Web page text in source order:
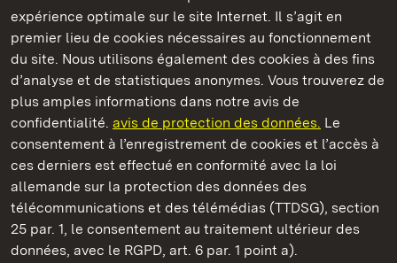
expérience optimale sur le site Internet. Il s’agit en
premier lieu de cookies nécessaires au fonctionnement
du site. Nous utilisons également des cookies à des fins
d’analyse et de statistiques anonymes. Vous trouverez de
plus amples informations dans notre avis de
confidentialité. avis de protection des données. Le
consentement à l’enregistrement de cookies et l’accès à
ces derniers est effectué en conformité avec la loi
allemande sur la protection des données des
télécommunications et des télémédias (TTDSG), section
25 par. 1, le consentement au traitement ultérieur des
données, avec le RGPD, art. 6 par. 1 point a).
Châteaux et jardins publics du Bade-Wurtemberg
Château résidentiel de Ludwigsburg
Châteaux et jardins publics du Bade-Wurtemberg
Contact et informationsFAQ et réponsesMentions légales
Protection des données
Explications sur l’accessibilité
BITV-konform (geprüfte Seiten)